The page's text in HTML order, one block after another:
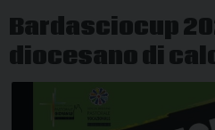
Bardasciocup
diocesano di